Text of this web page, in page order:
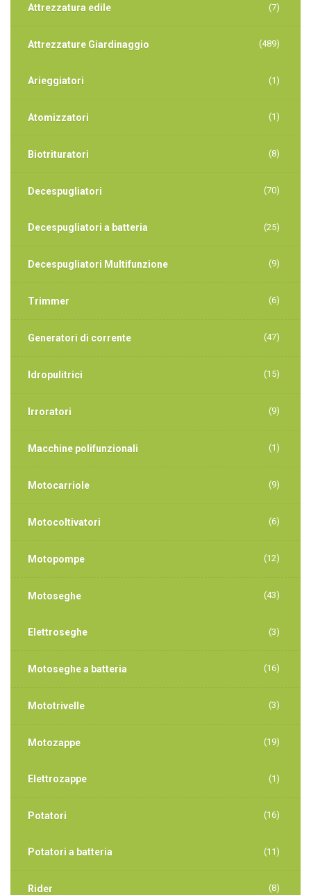
Attrezzatura edile (7)
Attrezzature Giardinaggio (489)
Arieggiatori (1)
Atomizzatori (1)
Biotrituratori (8)
Decespugliatori (70)
Decespugliatori a batteria (25)
Decespugliatori Multifunzione (9)
Trimmer (6)
Generatori di corrente (47)
Idropulitrici (15)
Irroratori (9)
Macchine polifunzionali (1)
Motocarriole (9)
Motocoltivatori (6)
Motopompe (12)
Motoseghe (43)
Elettroseghe (3)
Motoseghe a batteria (16)
Mototrivelle (3)
Motozappe (19)
Elettrozappe (1)
Potatori (16)
Potatori a batteria (11)
Rider (8)